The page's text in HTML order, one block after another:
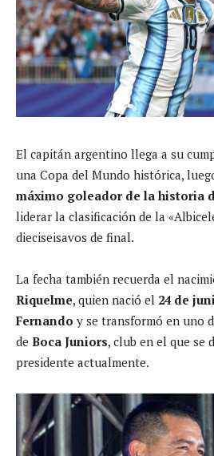
El capitán argentino llega a su
una Copa del Mundo histórica,
máximo goleador de la historia
liderar la clasificación de la
dieciseisavos de final.
La fecha también recuerda el
Riquelme, quien nació el 24 de
Fernando y se transformó en uno
de Boca Juniors, club en el que se
presidente actualmente.